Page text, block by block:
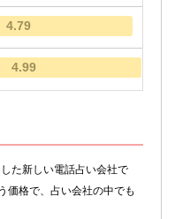
4.79
4.99
た新しい電話占い会社で
価格で、占い会社の中でも